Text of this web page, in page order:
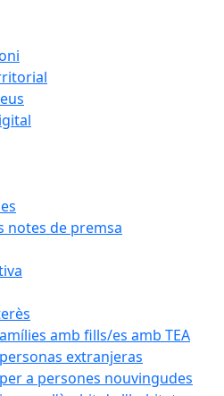
notes de premsa
amb fills/es amb TEA
extranjeras
a persones nouvingudes